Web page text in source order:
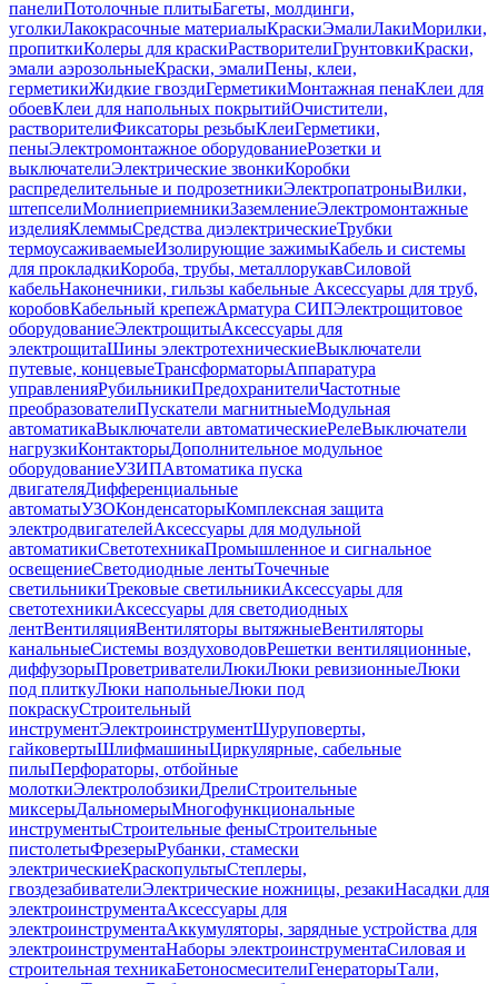
панелиПотолочные плитыБагеты, молдинги,
уголкиЛакокрасочные материалыКраскиЭмалиЛакиМорилки,
пропиткиКолеры для краскиРастворителиГрунтовкиКраски,
эмали аэрозольныеКраски, эмалиПены, клеи,
герметикиЖидкие гвоздиГерметикиМонтажная пенаКлеи для
обоевКлеи для напольных покрытийОчистители,
растворителиФиксаторы резьбыКлеиГерметики,
пеныЭлектромонтажное оборудованиеРозетки и
выключателиЭлектрические звонкиКоробки
распределительные и подрозетникиЭлектропатроныВилки,
штепселиМолниеприемникиЗаземлениеЭлектромонтажные
изделияКлеммыСредства диэлектрическиеТрубки
термоусаживаемыеИзолирующие зажимыКабель и системы
для прокладкиКороба, трубы, металлорукавСиловой
кабельНаконечники, гильзы кабельные Аксессуары для труб,
коробовКабельный крепежАрматура СИПЭлектрощитовое
оборудованиеЭлектрощитыАксессуары для
электрощитаШины электротехническиеВыключатели
путевые, концевыеТрансформаторыАппаратура
управленияРубильникиПредохранителиЧастотные
преобразователиПускатели магнитныеМодульная
автоматикаВыключатели автоматическиеРелеВыключатели
нагрузкиКонтакторыДополнительное модульное
оборудованиеУЗИПАвтоматика пуска
двигателяДифференциальные
автоматыУЗОКонденсаторыКомплексная защита
электродвигателейАксессуары для модульной
автоматикиСветотехникаПромышленное и сигнальное
освещениеСветодиодные лентыТочечные
светильникиТрековые светильникиАксессуары для
светотехникиАксессуары для светодиодных
лентВентиляцияВентиляторы вытяжныеВентиляторы
канальныеСистемы воздуховодовРешетки вентиляционные,
диффузорыПроветривателиЛюкиЛюки ревизионныеЛюки
под плиткуЛюки напольныеЛюки под
покраскуСтроительный
инструментЭлектроинструментШуруповерты,
гайковертыШлифмашиныЦиркулярные, сабельные
пилыПерфораторы, отбойные
молоткиЭлектролобзикиДрелиСтроительные
миксерыДальномерыМногофункциональные
инструментыСтроительные феныСтроительные
пистолетыФрезерыРубанки, стамески
электрическиеКраскопультыСтеплеры,
гвоздезабивателиЭлектрические ножницы, резакиНасадки для
электроинструментаАксессуары для
электроинструментаАккумуляторы, зарядные устройства для
электроинструментаНаборы электроинструментаСиловая и
строительная техникаБетоносмесителиГенераторыТали,